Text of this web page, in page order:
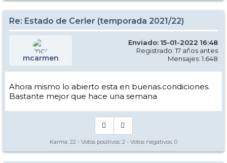
Re: Estado de Cerler (temporada 2021/22)
mcarmen
Enviado: 15-01-2022 16:48
Registrado: 17 años antes
Mensajes: 1.648
Ahora mismo lo abierto esta en buenas.condiciones.
Bastante mejor que hace una semana
Karma: 22 - Votos positivos: 2 - Votos negativos: 0